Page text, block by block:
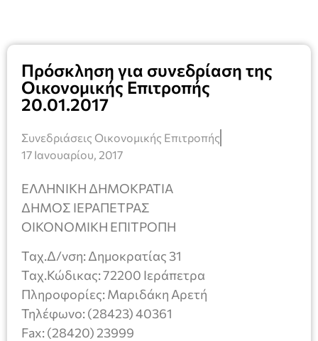
Πρόσκληση για συνεδρίαση της
Οικονομικής Επιτροπής
20.01.2017
Συνεδριάσεις Οικονομικής Επιτροπής
17 Ιανουαρίου, 2017
ΕΛΛΗΝΙΚΗ ΔΗΜΟΚΡΑΤΙΑ
ΔΗΜΟΣ ΙΕΡΑΠΕΤΡΑΣ
ΟΙΚΟΝΟΜΙΚΗ ΕΠΙΤΡΟΠΗ
Ταχ.Δ/νση: Δημοκρατίας 31
Ταχ.Κώδικας: 72200 Ιεράπετρα
Πληροφορίες: Μαριδάκη Αρετή
Τηλέφωνο: (28423) 40361
Fax: (28420) 23999